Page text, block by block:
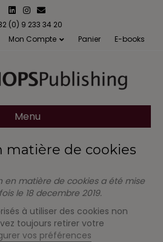
n
n
s
a
m
m
a
l
(0) 9 233 34 20
Mon Compte
Panier E-books
Menu
matière de cookies
en matière de cookies a été mise
le 18 decembre 2019.
à utiliser des cookies non
toujours retirer votre
vos préférences